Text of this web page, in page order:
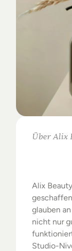
Über Alix
Alix
glauben
nicht nur
Studio-